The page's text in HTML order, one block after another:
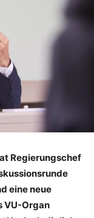
Regierungschef
eine neue
VU-Organ